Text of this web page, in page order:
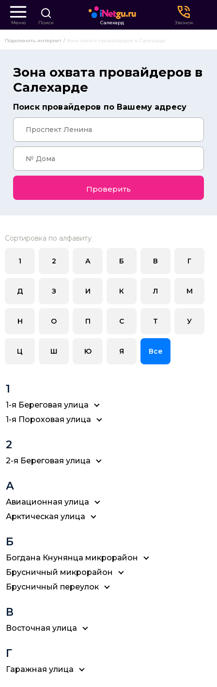
Меню Поиск Салехард Звонок
Подключить интернет Зона охвата провайдеров в Салехарде
Зона охвата провайдеров в
Салехарде
Поиск провайдеров по Вашему адресу
Проверить
Сортировка по алфавиту
1 2 А Б В Г
Д З И К Л М
Н О П С Т У
Ц Ш Ю Я Все
1
1-я Береговая улица
1-я Пороховая улица
2
2-я Береговая улица
А
Авиационная улица
Арктическая улица
Б
Богдана Кнунянца микрорайон
Брусничный микрорайон
Брусничный переулок
В
Восточная улица
Г
Гаражная улица